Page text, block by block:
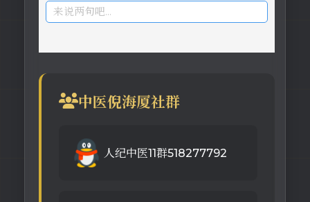
来说两句吧...
中医倪海厦社群
人纪中医11群518277792